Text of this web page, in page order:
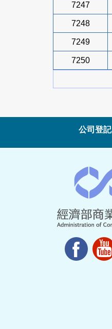
7247
7248
7249
7250
公司登記